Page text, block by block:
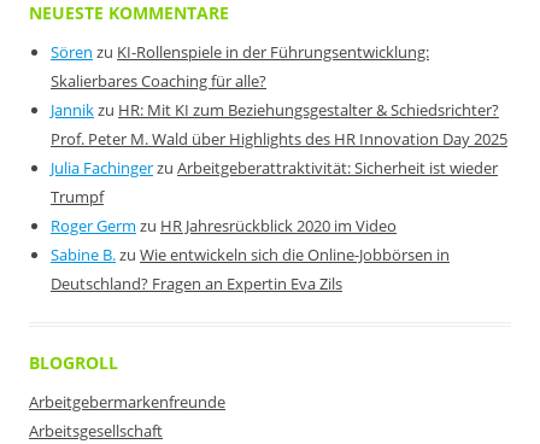
NEUESTE KOMMENTARE
Sören zu KI-Rollenspiele in der Führungsentwicklung:
Skalierbares Coaching für alle?
Jannikzu HR: Mit KI zum Beziehungsgestalter & Schiedsrichter?
Prof. Peter M. Wald über Highlights des HR Innovation Day 2025
Julia Fachingerzu Arbeitgeberattraktivität: Sicherheit ist wieder
Trumpf
Roger Germ zu HR Jahresrückblick 2020 im Video
Sabine B.zu Wie entwickeln sich die Online-Jobbörsen in
Deutschland? Fragen an Expertin Eva Zils
BLOGROLL
Arbeitgebermarkenfreunde
Arbeitsgesellschaft